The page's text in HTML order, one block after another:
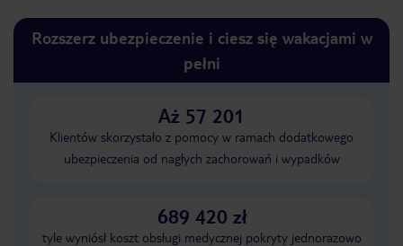
Rozszerz ubezpieczenie i ciesz się wakacjami w
pełni
Aż 57 201
Klientów skorzystało z pomocy w ramach dodatkowego
ubezpieczenia od nagłych zachorowań i wypadków
689 420 zł
tyle wyniósł koszt obsługi medycznej pokryty jednorazowo